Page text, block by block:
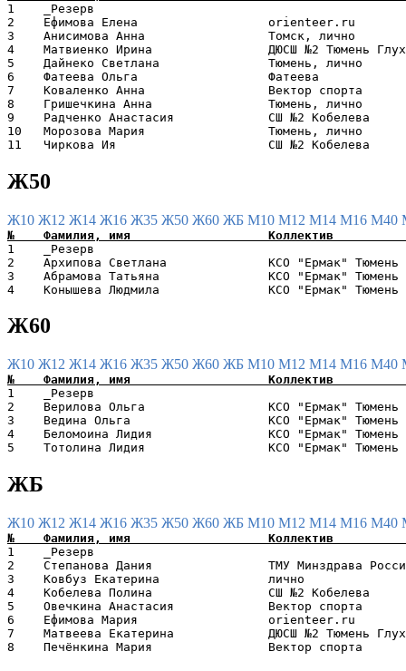
1    _Резерв
2    Ефимова Елена                  orienteer.ru
3    Анисимова Анна                 Томск, лично
4    Матвиенко Ирина                ДЮСШ №2
5    Дайнеко Светлана               Тюмень, лично
6    Фатеева Ольга                  Фатеева
7    Коваленко Анна                 Вектор
8    Гришечкина Анна                Тюмень, лично
9    Радченко Анастасия             СШ №2
10   Морозова Мария                 Тюмень, лично
Ж50
Ж10 Ж12 Ж14 Ж16 Ж35 Ж50 Ж60 ЖБ М10 М12 М14 М16 М40
1    _Резерв
2    Архипова Светлана              КСО "Ермак"
3    Абрамова Татьяна               КСО "Ермак"
Ж60
Ж10 Ж12 Ж14 Ж16 Ж35 Ж50 Ж60 ЖБ М10 М12 М14 М16 М40
1    _Резерв
2    Верилова Ольга                 КСО "Ермак"
3    Ведина Ольга                   КСО "Ермак"
4    Беломоина Лидия                КСО "Ермак"
ЖБ
Ж10 Ж12 Ж14 Ж16 Ж35 Ж50 Ж60 ЖБ М10 М12 М14 М16 М40
1    _Резерв
2    Степанова Дания                ТМУ Минздрава
3    Ковбуз Екатерина               лично
4    Кобелева Полина                СШ №2
5    Овечкина Анастасия             Вектор
6    Ефимова Мария                  orienteer.ru
7    Матвеева Екатерина             ДЮСШ №2 Тюмень